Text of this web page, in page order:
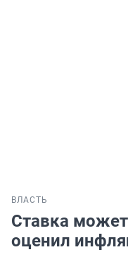
ВЛАСТЬ
Ставка
оценил